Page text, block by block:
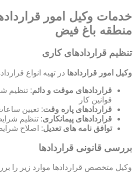
خدمات وکیل امور
منطقه باغ فیض
تنظیم قراردادهای کاری
وکیل امور قراردادها در تهیه انواع
قراردادهای موقت و دائم: تنظیم
قوانین کار
قراردادهای پاره وقت: تعیین
قراردادهای پیمانکاری: تنظیم
توافق نامه های تعدیل: اصلاح
بررسی قانونی قراردادها
وکیل متخصص قراردادها موارد زیر را